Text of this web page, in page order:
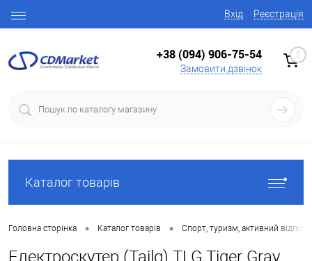
Вхід Реєстрація
+38 (094) 906-75-54
Замовити дзвінок
0
Каталог товарів
Головна сторінка • Каталог товарів • Спорт, туризм, активний
Електроскутер (Tailg) TLG Tiger Gray